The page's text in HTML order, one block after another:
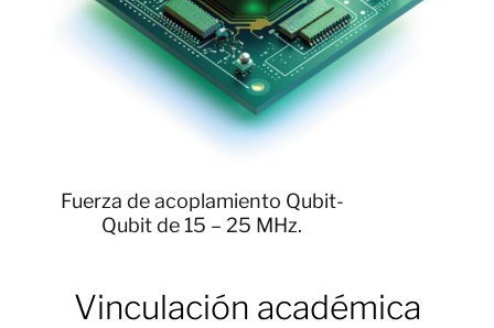
Fuerza de acoplamiento Qubit-
Qubit de 15 – 25 MHz.
Vinculación académica